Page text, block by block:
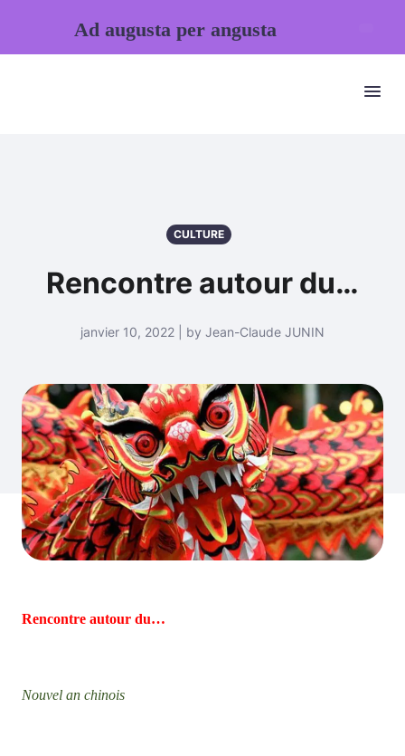
CULTURE
Rencontre autour du…
janvier 10, 2022 | by Jean-Claude JUNIN
Rencontre autour du…
Nouvel an chinois
Ad augusta per angusta